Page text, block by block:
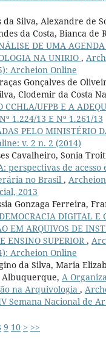
da Silva, Alexandre de
da Costa, Bianca de
DE UMA AGENDA
NA UNIRIO ,
Archeion Online
Gonçalves de
Clodemir da Costa
CCHLA/UFPB E A
1.224/13 E Nº 1.261/13
PELO MINISTÉRIO
v. 2 n. 2 (2014)
Cavalheiro, Sonia
perspectivas de acesso
no Brasil ,
2013
Gonzaga Ferreira,
DIGITAL E
EM ARQUIVOS DE
ENSINO SUPERIOR,
Archeion Online
da Silva, Maria
A
na Arquivologia ,
Semana Nacional de
9 10 > >>